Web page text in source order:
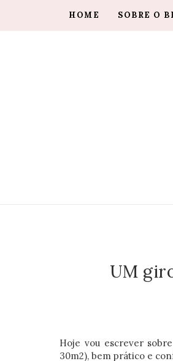
HOME SOBRE O
UM
Hoje vou escrever
30m2), bem prático e